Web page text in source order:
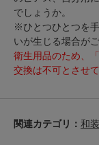
でしょうか。
※ひとつひとつを
いが生じる場合が
衛生用品のため、
交換は不可とさせ
関連カテゴリ： 和